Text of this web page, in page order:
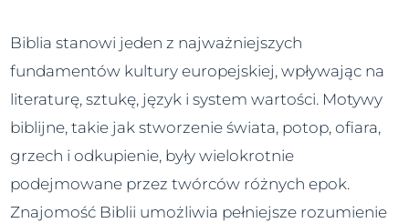
Biblia stanowi jeden z najważniejszych
fundamentów kultury europejskiej, wpływając na
literaturę, sztukę, język i system wartości. Motywy
biblijne, takie jak stworzenie świata, potop, ofiara,
grzech i odkupienie, były wielokrotnie
podejmowane przez twórców różnych epok.
Znajomość Biblii umożliwia pełniejsze rozumienie